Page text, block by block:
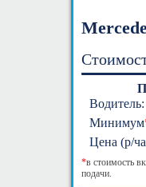
Водитель:
Минимум
Цена (р/
*в стоимость
подачи.